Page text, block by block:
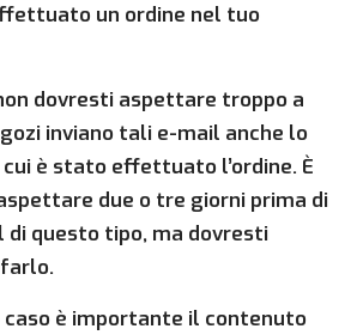
un ordine nel tuo
dovresti aspettare troppo a
inviano tali e-mail anche lo
è stato effettuato l’ordine. È
due o tre giorni prima di
di questo tipo, ma dovresti
caso è importante il contenuto